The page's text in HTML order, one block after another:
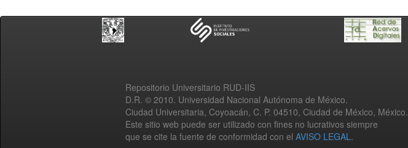
Repositorio Universitario RUD-IIS
D.R. © 2010. Universidad Nacional Autónoma de México.
Ciudad Universitaria, Coyoacán, C. P. 04510, Ciudad de México, México.
Este sitio web puede ser utilizado con fines no lucrativos siempre
que se cite la fuente de conformidad con el AVISO LEGAL.